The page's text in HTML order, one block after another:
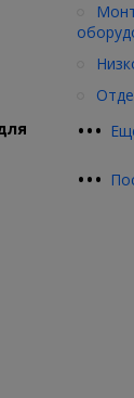
•••
•••